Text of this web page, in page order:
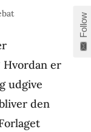
er
udgive
den
Follow